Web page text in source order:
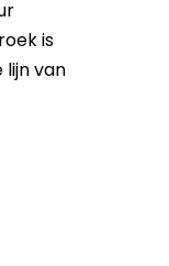
is
van